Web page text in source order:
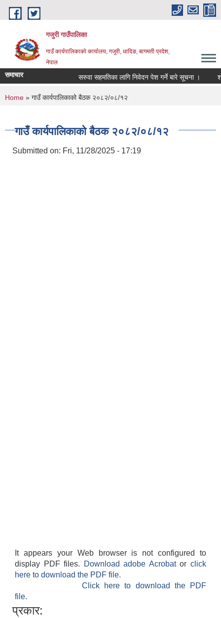
Skip to main content
गजुरी गाउँपालिका
गाउँ कार्यपालिकाको कार्यालय, गजुरी, धादिङ, बागमती प्रदेश,
नेपाल
समाचार सरुवा सहमतिका लागि निवेदन पेश गर्ने बारे सूचना ।
You are here
Home » गाउँ कार्यपालिकाको बैठक २०८२/०८/१२
गाउँ कार्यपालिकाको बैठक २०८२/०८/१२
Submitted on: Fri, 11/28/2025 - 17:19
It appears your Web browser is not configured to
display PDF files.
Download adobe Acrobatorclick
here to download the PDF file.
Click here to download the PDF
file.
प्रकार: